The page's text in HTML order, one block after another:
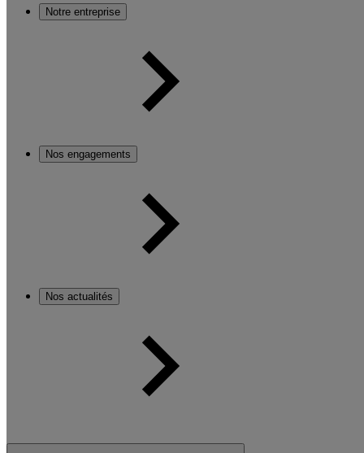
Notre entreprise
Nos engagements
Nos actualités